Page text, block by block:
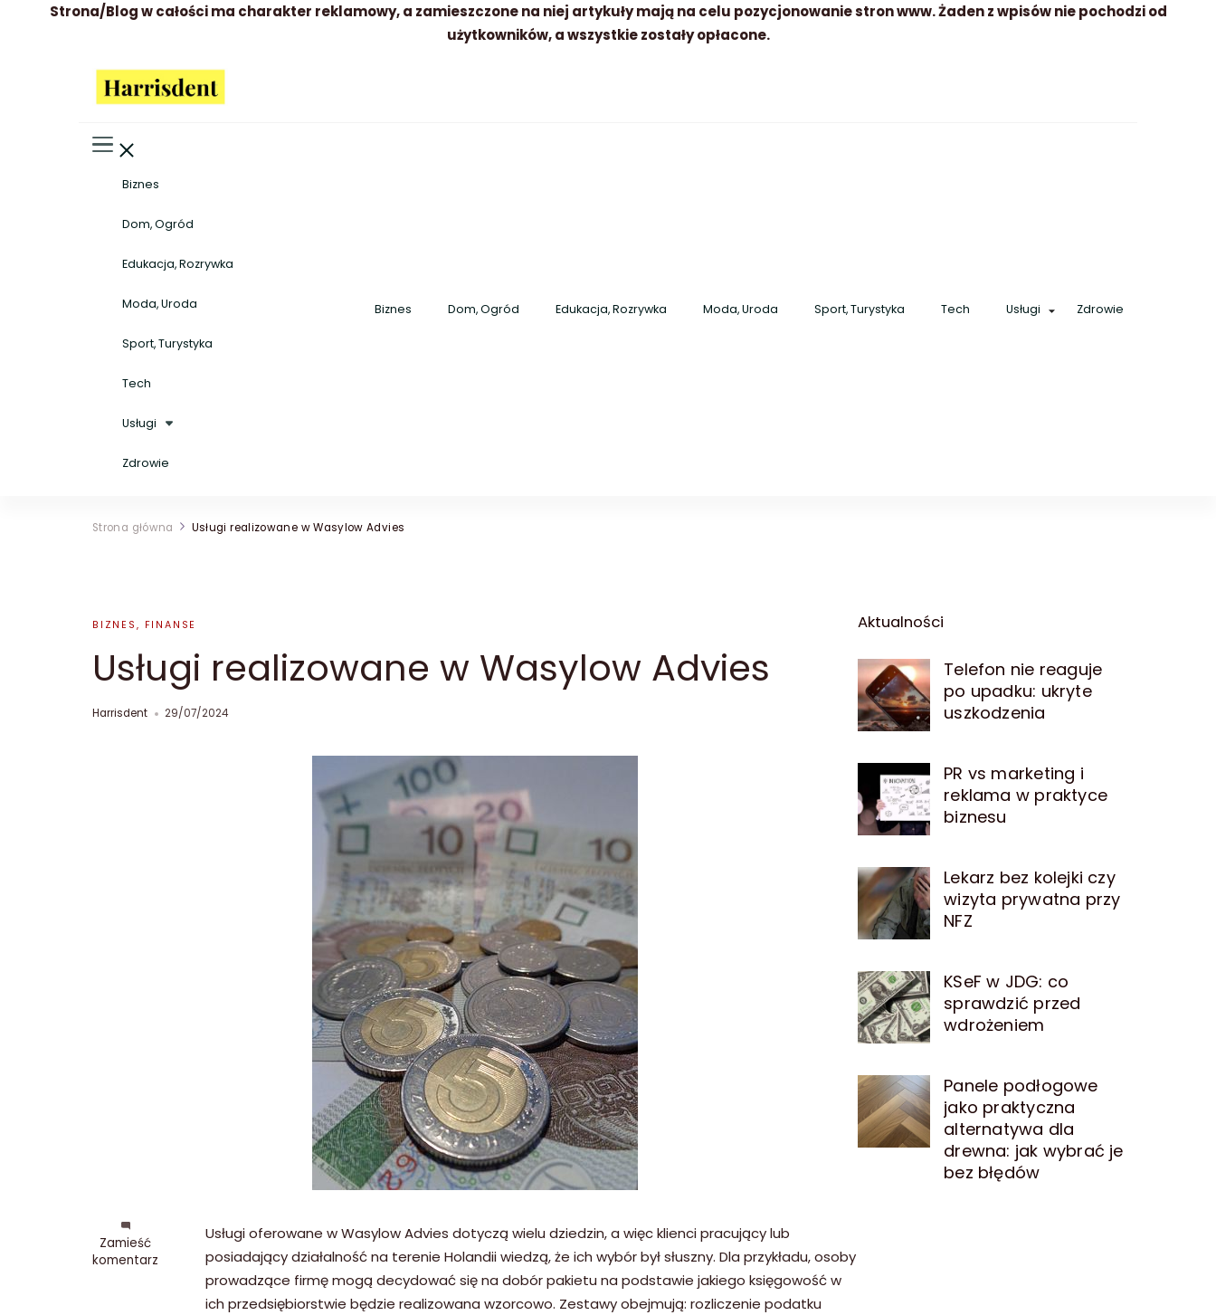
Strona/Blog w całości ma charakter reklamowy, a zamieszczone na niej artykuły mają na celu pozycjonowanie stron www. Żaden z wpisów nie pochodzi od
użytkowników, a wszystkie zostały opłacone.
Biznes
Dom, Ogród
Edukacja, Rozrywka
Moda, Uroda
Sport, Turystyka
Tech
Usługi
Zdrowie
Biznes Dom, Ogród Edukacja, Rozrywka Moda, Uroda Sport, Turystyka Tech Usługi Zdrowie
Strona główna Usługi realizowane w Wasylow Advies
BIZNES, FINANSE
Usługi realizowane w Wasylow Advies
Harrisdent 29/07/2024
Zamieść
komentarz
we
wpisie
Usługi oferowane w Wasylow Advies dotyczą wielu dziedzin, a więc klienci pracujący lub
posiadający działalność na terenie Holandii wiedzą, że ich wybór był słuszny. Dla przykładu, osoby
prowadzące firmę mogą decydować się na dobór pakietu na podstawie jakiego księgowość w
ich przedsiębiorstwie będzie realizowana wzorcowo. Zestawy obejmują: rozliczenie podatku
Aktualności
Telefon nie reaguje
po upadku: ukryte
uszkodzenia
PR vs marketing i
reklama w praktyce
biznesu
Lekarz bez kolejki czy
wizyta prywatna przy
NFZ
KSeF w JDG: co
sprawdzić przed
wdrożeniem
Panele podłogowe
jako praktyczna
alternatywa dla
drewna: jak wybrać je
bez błędów